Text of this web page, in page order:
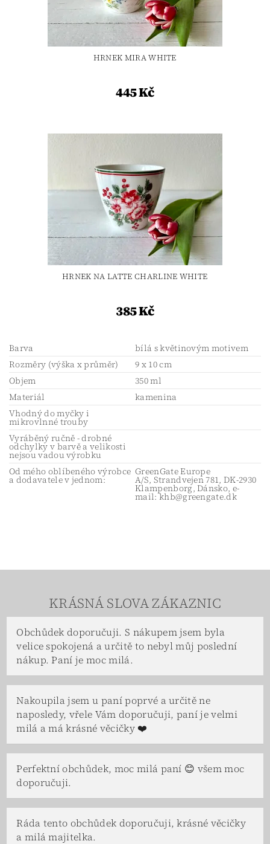
HRNEK MIRA WHITE
445 Kč
HRNEK NA LATTE CHARLINE WHITE
385 Kč
Barva
bílá s květinovým motivem
Rozměry (výška x průměr)
9 x 10 cm
Objem
350 ml
Materiál
kamenina
Vhodný do myčky i
mikrovlnné trouby
Vyráběný ručně - drobné
odchylky v barvě a velikosti
nejsou vadou výrobku
Od mého oblíbeného výrobce
a dodavatele v jednom:
GreenGate Europe
A/S, Strandvejen 781, DK-2930
Klampenborg, Dánsko, e-
mail: khb@greengate.dk
KRÁSNÁ SLOVA ZÁKAZNIC
Obchůdek doporučuji. S nákupem jsem byla
velice spokojená a určitě to nebyl můj poslední
nákup. Paní je moc milá.
Nakoupila jsem u paní poprvé a určitě ne
naposledy, vřele Vám doporučuji, paní je velmi
milá a má krásné věcičky ❤️
Perfektní obchůdek, moc milá paní 😊 všem moc
doporučuji.
Ráda tento obchůdek doporučuji, krásné věcičky
a milá majitelka.